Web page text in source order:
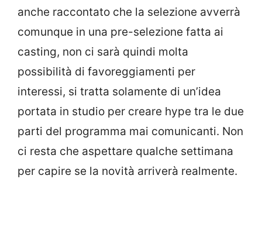
anche raccontato che la selezione avverrà
comunque in una pre-selezione fatta ai
casting, non ci sarà quindi molta
possibilità di favoreggiamenti per
interessi, si tratta solamente di un’idea
portata in studio per creare hype tra le due
parti del programma mai comunicanti. Non
ci resta che aspettare qualche settimana
per capire se la novità arriverà realmente.